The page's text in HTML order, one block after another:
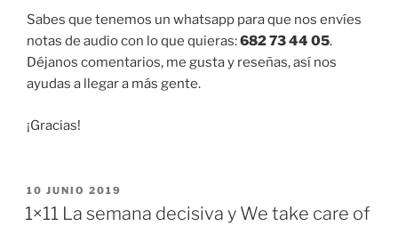
Sabes que tenemos un whatsapp para que nos envíes
notas de audio con lo que quieras:682 73 44 05.
Déjanos comentarios, me gusta y reseñas, así nos
ayudas a llegar a más gente.
¡Gracias!
PUBLICADO
EL
10 JUNIO 2019
1×11 La semana decisiva y We take care of